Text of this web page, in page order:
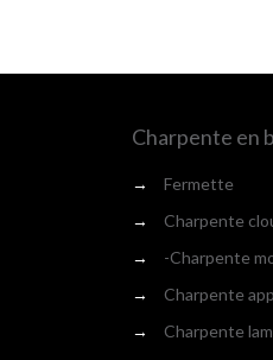
Charpente en
→
Fermette
→
Charpente
→
-Charpente
→
Charpente
→
Charpente